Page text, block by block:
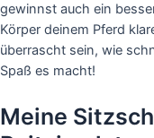
gewinnst auch ein
Körper deinem Pferd
überrascht sein, wie
Spaß es macht!
Meine